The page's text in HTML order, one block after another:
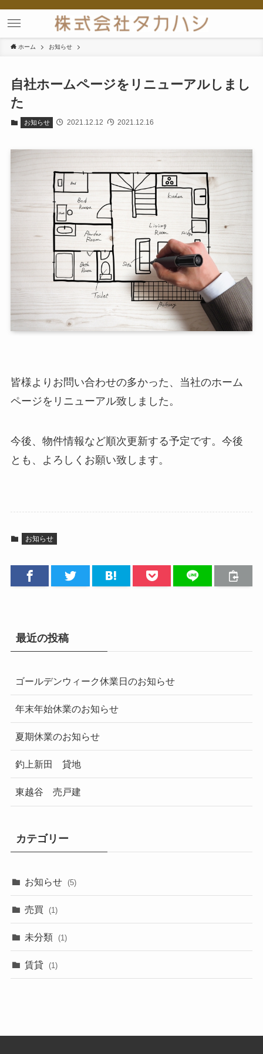
ホーム お知らせ
自社ホームページをリニューアルしまし
た
お知らせ 2021.12.12 2021.12.16
皆様よりお問い合わせの多かった、当社のホーム
ページをリニューアル致しました。
今後、物件情報など順次更新する予定です。今後
とも、よろしくお願い致します。
お知らせ
最近の投稿
ゴールデンウィーク休業日のお知らせ
年末年始休業のお知らせ
夏期休業のお知らせ
釣上新田 貸地
東越谷 売戸建
カテゴリー
お知らせ (5)
売買 (1)
未分類 (1)
賃貸 (1)